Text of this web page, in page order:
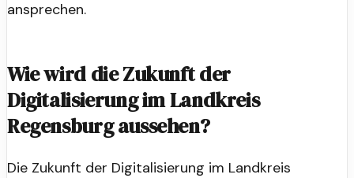
ansprechen.
Wie wird die Zukunft der
Digitalisierung im Landkreis
Regensburg aussehen?
Die Zukunft der Digitalisierung im Landkreis